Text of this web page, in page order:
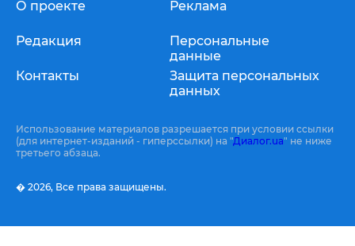
О проекте
Редакция
Контакты
Реклама
Персональные
данные
Защита персональных
данных
Использование материалов разрешается при условии ссылки
(для интернет-изданий - гиперссылки) на "Диалог.ua" не ниже
третьего абзаца.
� 2026, Все права защищены.